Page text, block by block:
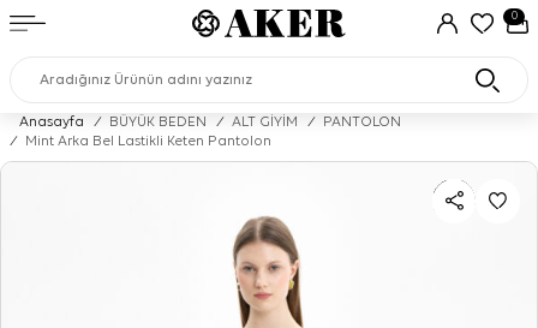
0
Anasayfa / BÜYÜK BEDEN / ALT GİYİM /
PANTOLON
/
Mint Arka Bel Lastikli Keten Pantolon